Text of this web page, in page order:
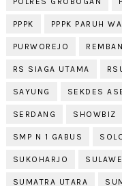
PPPK PPPK PARUH
PURWOREJO
RS SIAGA UTAMA
SAYUNG SEKDES
SERDANG SHOWBIZ
SMP N 1 GABUS
SUKOHARJO
SUMATRA UTARA